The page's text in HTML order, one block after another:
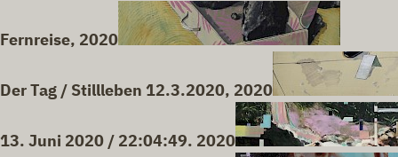
Fernreise, 2020
Der Tag / Stillleben 12.3.2020, 2020
13. Juni 2020 / 22:04:49. 2020